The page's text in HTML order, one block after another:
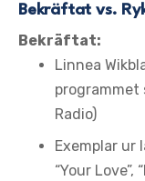
Bekräftat vs.
Bekräftat:
Linnea
programmet
Radio)
Exemplar ur
“Your Love”,